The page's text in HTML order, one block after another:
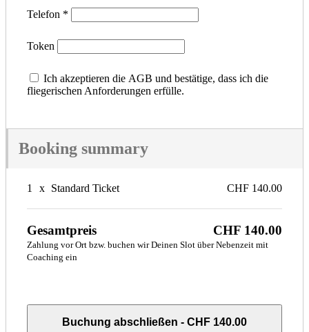
Telefon *
Token
Ich akzeptieren die AGB und bestätige, dass ich die
fliegerischen Anforderungen erfülle.
Booking summary
1 x Standard Ticket CHF 140.00
Gesamtpreis CHF 140.00
Zahlung vor Ort bzw. buchen wir Deinen Slot über Nebenzeit mit
Coaching ein